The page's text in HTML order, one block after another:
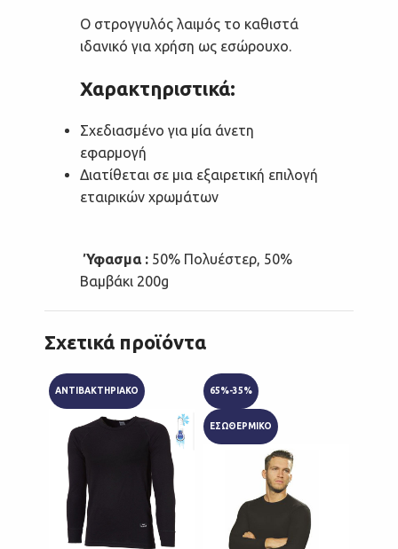
Ο στρογγυλός λαιμός το καθιστά
ιδανικό για χρήση ως εσώρουχο.
Χαρακτηριστικά:
Σχεδιασμένο για μία άνετη
εφαρμογή
Διατίθεται σε μια εξαιρετική επιλογή
εταιρικών χρωμάτων
Ύφασμα : 50% Πολυέστερ, 50%
Βαμβάκι 200g
Σχετικά προϊόντα
ΑΝΤΙΒΑΚΤΗΡΙΑΚΟ 65%-35%
ΕΣΩΘΕΡΜΙΚΟ